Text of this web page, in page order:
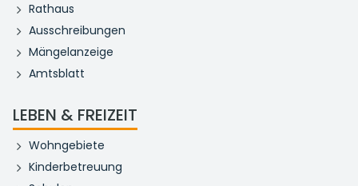
Rathaus
Ausschreibungen
Mängelanzeige
Amtsblatt
LEBEN & FREIZEIT
Wohngebiete
Kinderbetreuung